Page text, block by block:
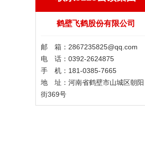
鹤壁飞鹤股份有限公司
邮 箱： 2867235825@qq.com
电 话：0392-2624875
手 机：181-0385-7665
地 址：河南省鹤壁市山城区朝阳
街369号